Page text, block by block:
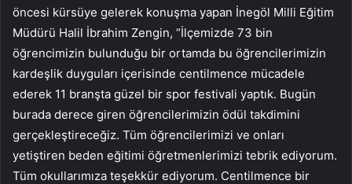
öncesi kürsüye gelerek konuşma yapan İnegöl Milli Eğitim
Müdürü Halil İbrahim Zengin, “İlçemizde 73 bin
öğrencimizin bulunduğu bir ortamda bu öğrencilerimizin
kardeşlik duyguları içerisinde centilmence mücadele
ederek 11 branşta güzel bir spor festivali yaptık. Bugün
burada derece giren öğrencilerimizin ödül takdimini
gerçekleştireceğiz. Tüm öğrencilerimizi ve onları
yetiştiren beden eğitimi öğretmenlerimizi tebrik ediyorum.
Tüm okullarımıza teşekkür ediyorum. Centilmence bir